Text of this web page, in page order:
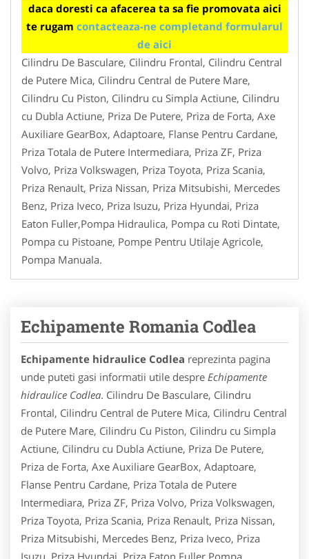
daca doresti ca afacerea ta sa fie promovata aici
te rugam contacteaza-ne completand formularul
de aici
Cilindru De Basculare, Cilindru Frontal, Cilindru Central
de Putere Mica, Cilindru Central de Putere Mare,
Cilindru Cu Piston, Cilindru cu Simpla Actiune, Cilindru
cu Dubla Actiune, Priza De Putere, Priza de Forta, Axe
Auxiliare GearBox, Adaptoare, Flanse Pentru Cardane,
Priza Totala de Putere Intermediara, Priza ZF, Priza
Volvo, Priza Volkswagen, Priza Toyota, Priza Scania,
Priza Renault, Priza Nissan, Priza Mitsubishi, Mercedes
Benz, Priza Iveco, Priza Isuzu, Priza Hyundai, Priza
Eaton Fuller,Pompa Hidraulica, Pompa cu Roti Dintate,
Pompa cu Pistoane, Pompe Pentru Utilaje Agricole,
Pompa Manuala.
Echipamente Romania Codlea
Echipamente hidraulice Codlea reprezinta pagina
unde puteti gasi informatii utile despre Echipamente
hidraulice Codlea. Cilindru De Basculare, Cilindru
Frontal, Cilindru Central de Putere Mica, Cilindru Central
de Putere Mare, Cilindru Cu Piston, Cilindru cu Simpla
Actiune, Cilindru cu Dubla Actiune, Priza De Putere,
Priza de Forta, Axe Auxiliare GearBox, Adaptoare,
Flanse Pentru Cardane, Priza Totala de Putere
Intermediara, Priza ZF, Priza Volvo, Priza Volkswagen,
Priza Toyota, Priza Scania, Priza Renault, Priza Nissan,
Priza Mitsubishi, Mercedes Benz, Priza Iveco, Priza
Isuzu, Priza Hyundai, Priza Eaton Fuller,Pompa